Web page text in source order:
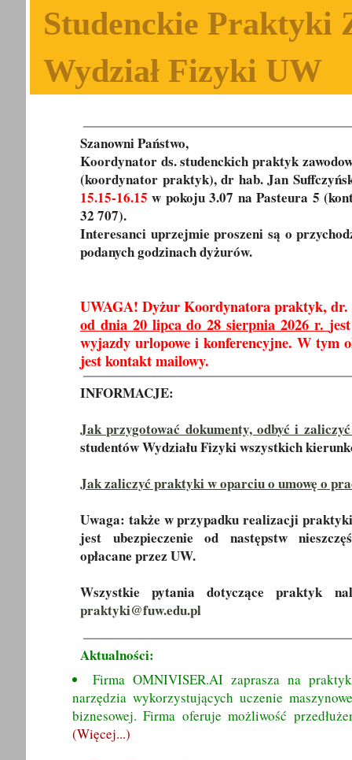
Studenckie Praktyki
Wydział Fizyki UW
Szanowni Państwo,
Koordynator ds. studenckich praktyk
(koordynator praktyk), dr hab. Jan
15.15-16.15w pokoju 3.07 na Pasteura 5
32 707).
Interesanci uprzejmie proszeni są o
podanych godzinach dyżurów.
UWAGA! Dyżur Koordynatora praktyk, dr.
od dnia 20 lipca do 28 sierpnia 2026 r.
wyjazdy urlopowe i konferencyjne. W tym
jest kontakt mailowy.
INFORMACJE:
Jak przygotować dokumenty, odbyć i
studentów Wydziału Fizyki wszystkich
Jak zaliczyć praktyki w oparciu o umowę o
Uwaga: także w przypadku realizacji
jest ubezpieczenie od następstw
opłacane przez UW.
Wszystkie pytania dotyczące praktyk
praktyki@fuw.edu.pl
Aktualności:
Firma OMNIVISER.AI zaprasza na
narzędzia wykorzystujących uczenie
biznesowej. Firma oferuje możliwość
(Więcej...)